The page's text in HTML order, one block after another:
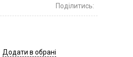
Поділитись:
Додати в обрані